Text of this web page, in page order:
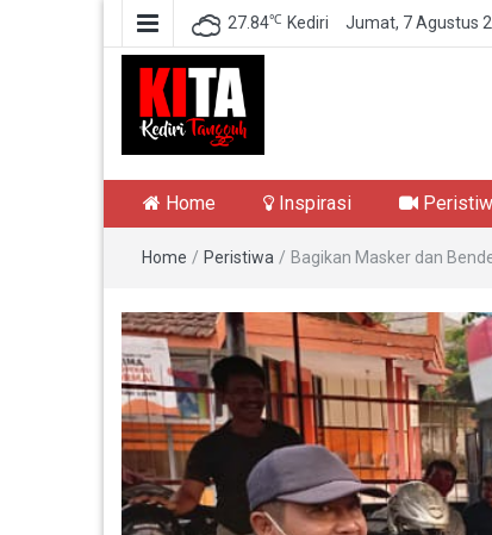
27.84℃ Kediri Jumat, 7 Agustus
Kediri Tangguh
Home Inspirasi
Home / Peristiwa / Bagikan Masker dan